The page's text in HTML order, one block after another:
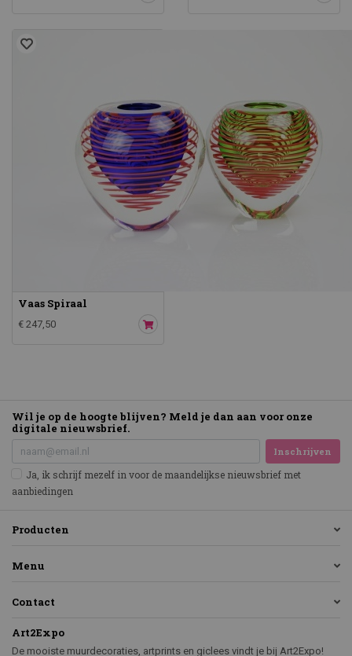
Vaas Spiraal
€ 247,50
Wil je op de hoogte blijven? Meld je dan aan voor onze
digitale nieuwsbrief.
Inschrijven
Ja, ik schrijf mezelf in voor de maandelijkse nieuwsbrief met
aanbiedingen
Producten
Menu
Contact
Art2Expo
De mooiste muurdecoraties, artprints en giclees vindt je bij Art2Expo!